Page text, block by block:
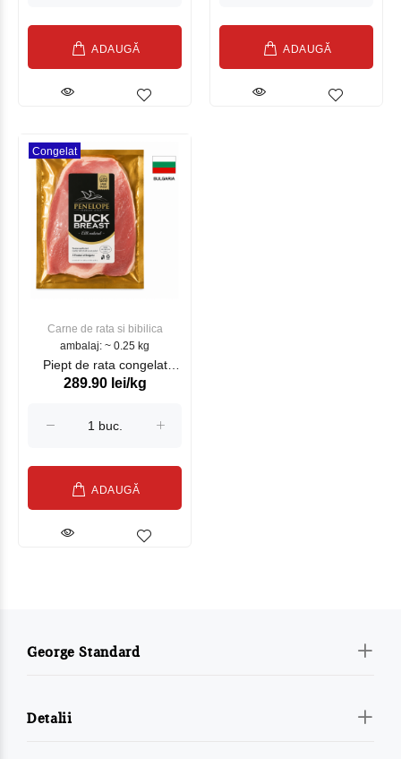
ADAUGĂ ADAUGĂ
Congelat
Carne de rata si bibilica
ambalaj: ~ 0.25 kg
Piept de rata congelat
Bulchicken kg
289.90 lei/kg
ADAUGĂ
George Standard
Detalii